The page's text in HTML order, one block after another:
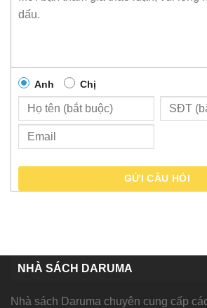
Anh Chị
GỬI CÂU HỎI
NHÀ SÁCH DARUMA
Nhà sách Daruma chuyên cung cấp